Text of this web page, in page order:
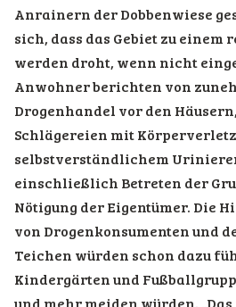
Anrainern der Dobbenwiese
sich, dass das Gebiet zu einem
werden droht, wenn nicht
Anwohner berichten von
Drogenhandel vor den
Schlägereien mit
selbstverständlichem
einschließlich Betreten der
Nötigung der Eigentümer. Die
von Drogenkonsumenten und
Teichen würden schon dazu
Kindergärten und
und mehr meiden würden.